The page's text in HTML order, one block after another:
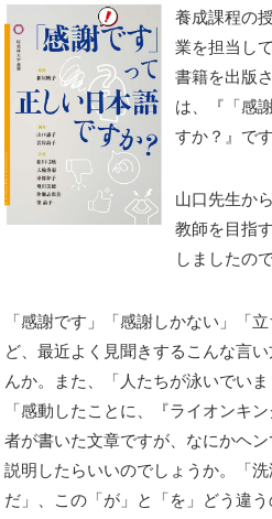
養成課程の
業を担当し
書籍を出版
は、『「感
すか？』です
山口先生か
教師を目指
しましたの
「感謝です」「感謝しかない」「
ど、最近よく見聞きするこんな言
んか。また、「人たちが泳いでい
「感動したことに、『ライオンキ
者が書いた文章ですが、なにかヘ
説明したらいいのでしょうか。「
だ」、この「が」と「を」どう違う